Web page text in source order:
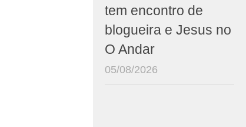
tem encontro de
blogueira e Jesus no
O Andar
05/08/2026